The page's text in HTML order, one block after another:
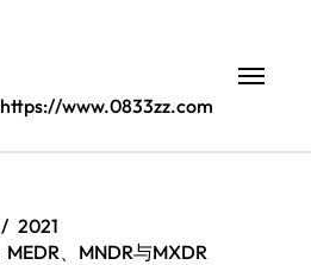
www.0833zz.com
2021
、MNDR与MXDR